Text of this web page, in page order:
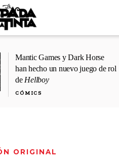
Mantic Games y Dark Horse
han hecho un nuevo juego de rol
de Hellboy
CÓMICS
ORIGINAL